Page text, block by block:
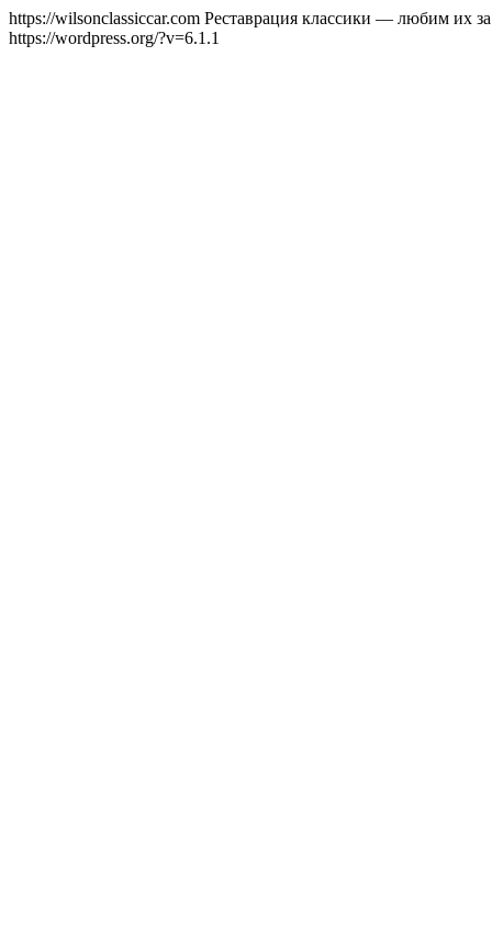
https://wilsonclassiccar.com Реставрация классики — любим их
https://wordpress.org/?v=6.1.1